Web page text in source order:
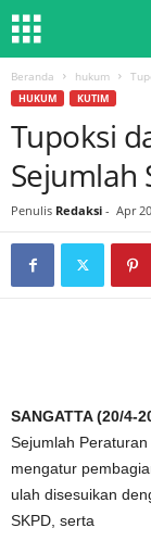
Beranda hukum
HUKUM KUTIM
Tupoksi
Sejumlah
Penulis Redaksi - Apr
SANGATTA (20/4-
Sejumlah
mengatur
ulah disesuikan
SKPD, serta